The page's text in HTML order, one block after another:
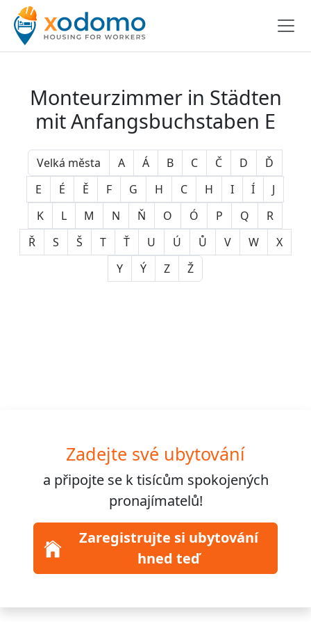
Monteurzimmer in Städten
mit Anfangsbuchstaben E
Velká města A Á B C Č D
Ď
E
É Ě F G H C H I Í
J
K
L M N Ň O Ó P Q
R
Ř
S Š T Ť U Ú Ů V W
X
Y
Ý Z Ž
Zadejte své ubytování
a připojte se ktisícům spokojených
pronajímatelů!
Zaregistrujte si ubytování
hned teď